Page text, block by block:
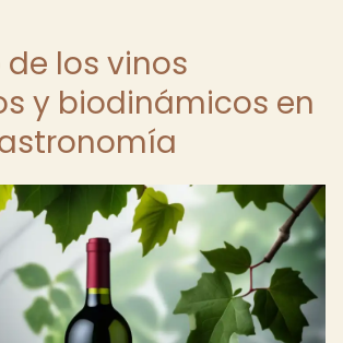
de los vinos
y biodinámicos en